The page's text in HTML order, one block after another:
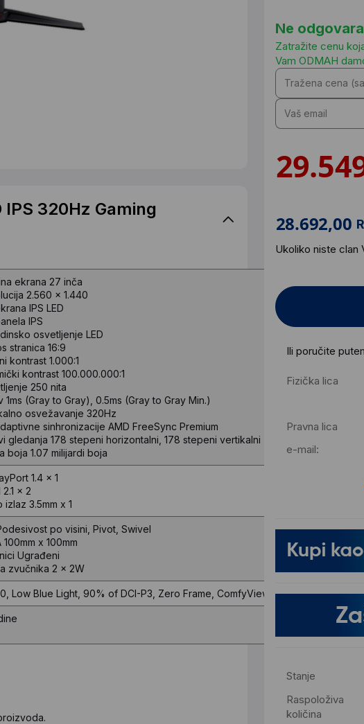
Ne
Zatražite cenu
Vam ODMAH
Ukoliko niste clan
Ili poručite
Fizička lica
Pravna lica
e-mail:
Stanje
Raspoloživa
količina
IPS 320Hz Gaming
ekrana 27 inča
2.560 x 1.440
IPS LED
IPS
osvetljenje LED
stranica 16:9
kontrast 1.000:1
kontrast 100.000.000:1
250 nita
1ms (Gray to Gray), 0.5ms (Gray to Gray Min.)
osvežavanje 320Hz
sinhronizacije AMD FreeSync Premium
gledanja 178 stepeni horizontalni, 178 stepeni vertikalni
boja 1.07 milijardi boja
1.4 x 1
2.1 x 2
izlaz 3.5mm x 1
po visini, Pivot, Swivel
100mm x 100mm
Ugrađeni
zvučnika 2 x 2W
Low Blue Light, 90% of DCI-P3, Zero Frame, ComfyView